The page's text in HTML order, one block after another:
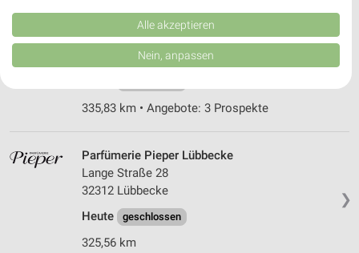
❯
Rossmann Bielefeld
Beckendorfstr. 8
33739 Bielefeld
335,83 km • Angebote: 3 Prospekte
❯
Parfümerie Pieper Lübbecke
Lange Straße 28
32312 Lübbecke
Heute
geschlossen
325,56 km
Kombinationen von Daten aus verschiedenen Quellen. Entwicklung und
Verbesserung der Angebote. Verwendung reduzierter Daten zur Auswahl
von Inhalten.
Daten können außerhalb der Europäischen Union weitergegeben und in die
USA gesendet werden.
Website/App.
Partnerliste anzeigen (1 IAB-Anbieter)
IAB-Verarbeitungszwecke:
Speichern von oder Zugriff auf Informationen
auf einem Endgerät
Verwendung reduzierter Daten zur Auswahl von
Werbeanzeigen
Alle akzeptieren
Nein, anpassen